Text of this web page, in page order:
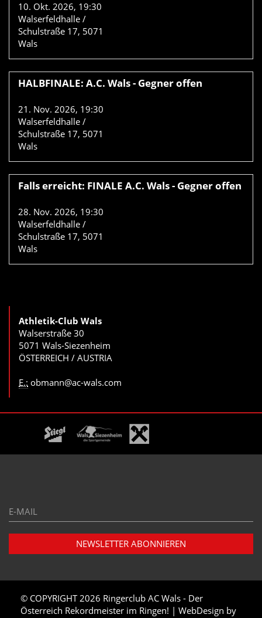
10. Okt. 2026, 19:30
Walserfeldhalle /
Schulstraße 17, 5071
Wals
HALBFINALE: A.C. Wals - Gegner offen
21. Nov. 2026, 19:30
Walserfeldhalle /
Schulstraße 17, 5071
Wals
Falls erreicht: FINALE A.C. Wals - Gegner offen
28. Nov. 2026, 19:30
Walserfeldhalle /
Schulstraße 17, 5071
Wals
Athletik-Club Wals
Walserstraße 30
5071 Wals-Siezenheim
ÖSTERREICH / AUSTRIA
E.: obmann@ac-wals.com
E-
Mail*
© COPYRIGHT 2026 Ringerclub AC Wals - Der
Österreich Rekordmeister im Ringen! | WebDesign by